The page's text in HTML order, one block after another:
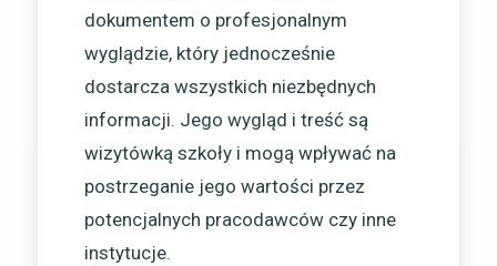
dokumentem o profesjonalnym
wyglądzie, który jednocześnie
dostarcza wszystkich niezbędnych
informacji. Jego wygląd i treść są
wizytówką szkoły i mogą wpływać na
postrzeganie jego wartości przez
potencjalnych pracodawców czy inne
instytucje.